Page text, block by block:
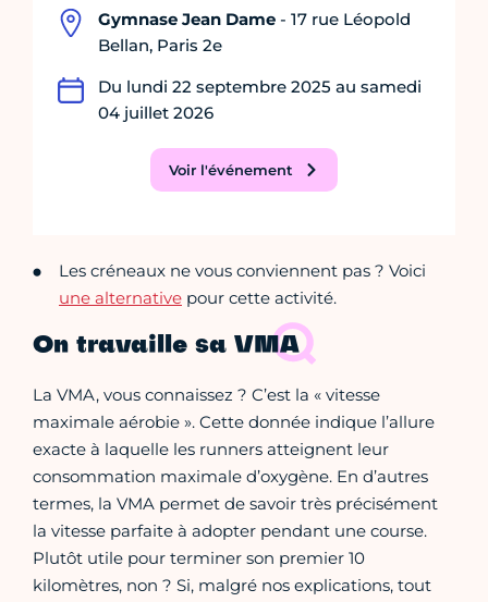
Gymnase Jean Dame - 17 rue Léopold
Bellan, Paris 2e
Du lundi 22 septembre 2025 au samedi
04 juillet 2026
Voir l'événement
Les créneaux ne vous conviennent pas ? Voici
une alternative pour cette activité.
On travaille sa VMA
La VMA, vous connaissez ? C’est la « vitesse
maximale aérobie ». Cette donnée indique l’allure
exacte à laquelle les runners atteignent leur
consommation maximale d’oxygène. En d’autres
termes, la VMA permet de savoir très précisément
la vitesse parfaite à adopter pendant une course.
Plutôt utile pour terminer son premier 10
kilomètres, non ? Si, malgré nos explications, tout